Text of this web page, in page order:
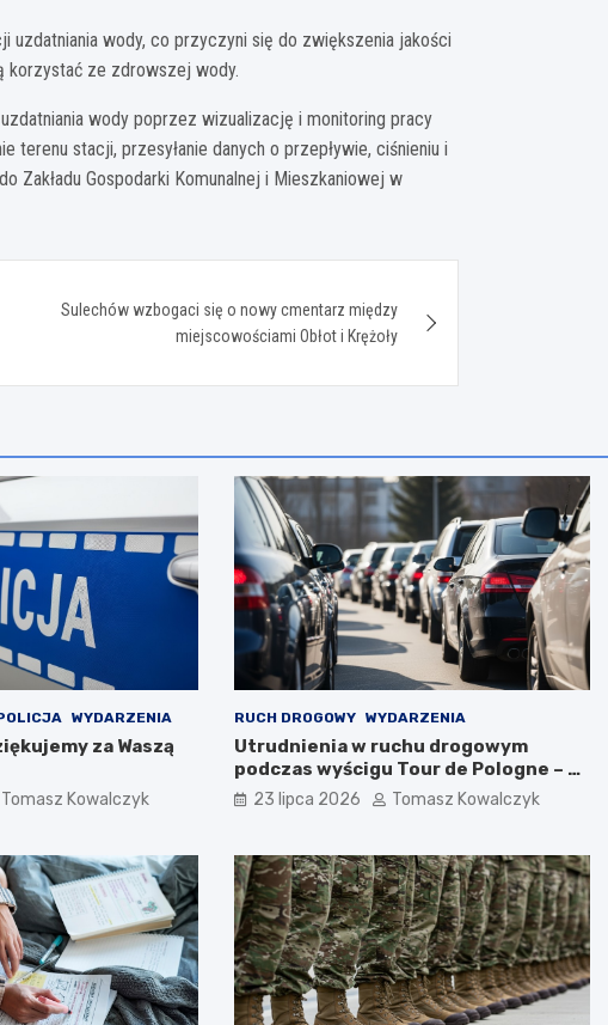
wody, co przyczyni się do zwiększenia jakości
korzystać ze zdrowszej wody.
wody poprzez wizualizację i monitoring pracy
terenu stacji, przesyłanie danych o przepływie, ciśnieniu i
Zakładu Gospodarki Komunalnej i Mieszkaniowej w
Sulechów wzbogaci się o nowy cmentarz między
miejscowościami Obłot i Krężoły
WYDARZENIA
za Waszą
Tomasz Kowalczyk
RUCH DROGOWY WYDARZENIA
Utrudnienia w ruchu drogowym
podczas wyścigu Tour de Pologne – 5
sierpnia 2026!
23 lipca 2026 Tomasz Kowalczyk